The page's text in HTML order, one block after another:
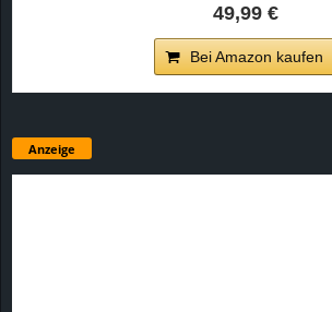
49,99 €
Bei Amazon kaufen
Anzeige